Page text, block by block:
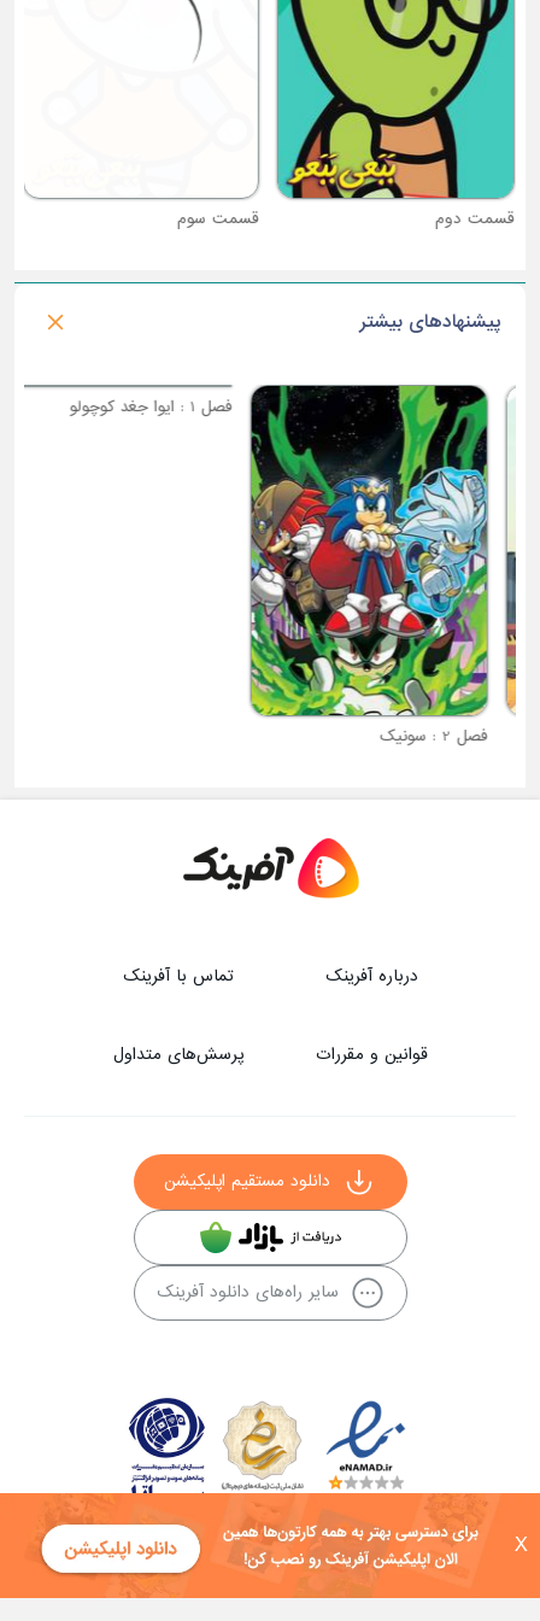
X
قسمت دوم قسمت سوم
پیشنهادهای بیشتر
فصل 2 : سونیک
درباره آفرینک تماس با آفرینک
قوانین و مقررات پرسش‌های متداول
دانلود مستقیم اپلیکیشن
سایر راه‌های دانلود آفرینک
کلیه حقوق این سایت به شرکت توسعه فناوی هفت آسمان توکان تعلق دارد و